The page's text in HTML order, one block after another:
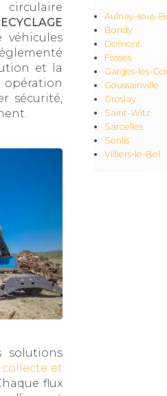
et la
opération
sécurité,
collecte et
flux
Aulnay-sous-
Bondy
Domont
Fosses
Garges-lès-
Goussainville
Groslay
Saint-Witz
Sarcelles
Senlis
Villiers-le-Bel